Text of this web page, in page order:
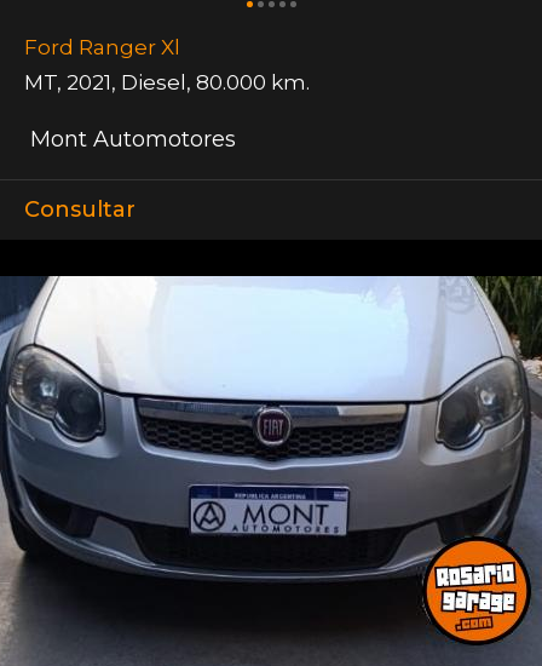
Ford Ranger Xl
MT, 2021, Diesel, 80.000 km.
Mont Automotores
Consultar